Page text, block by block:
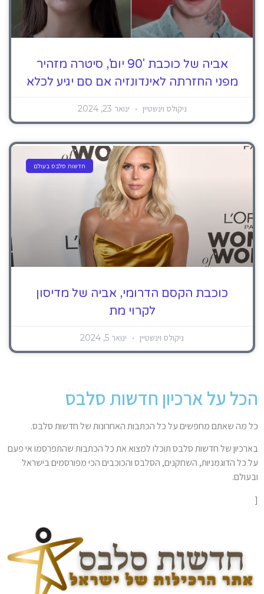
אביה של כוכבת '90 יום', סיטרה מזהיר
מפני החזרתה לאינדונזיה אם סם יגיע לכלא
ניקולס וינשטיין ינואר 23, 2024
חדשות סלבס בעולם
כוכבת הקסם הדרומי, אביה של מדיסון
לקרוי מת
ניקולס וינשטיין ינואר 5, 2024
הכל על ארכיון חדשות סלבס
כל מה שאתם מחפשים על כל הכתבות האחרונות של חדשות סלבס.
בארכיון של חדשות סלבס תוכלו למצוא את כל הכתבות שהתפרסמו אי פעם
על כל הדוגמניות, השחקנים, הסלבס והכוכבים הכי מפורסמים בישראל
ובעולם.
[